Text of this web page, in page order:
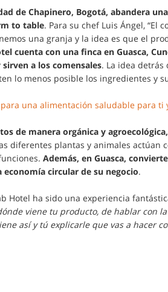
de Chapinero, Bogotá, abandera
to table. Para su chef Luis Ángel, “El
una granja y la idea es que el
cuenta con una finca en Guasca,
a los comensales. La idea
lo menos posible los ingredientes y
para una alimentación saludable para ti
de manera orgánica y agroecológica,
diferentes plantas y animales actúan
Además, en Guasca,
circular de su negocio.
Hotel ha sido una experiencia
viene tu producto, de hablar con
así y tú explicarle que vas a hacer